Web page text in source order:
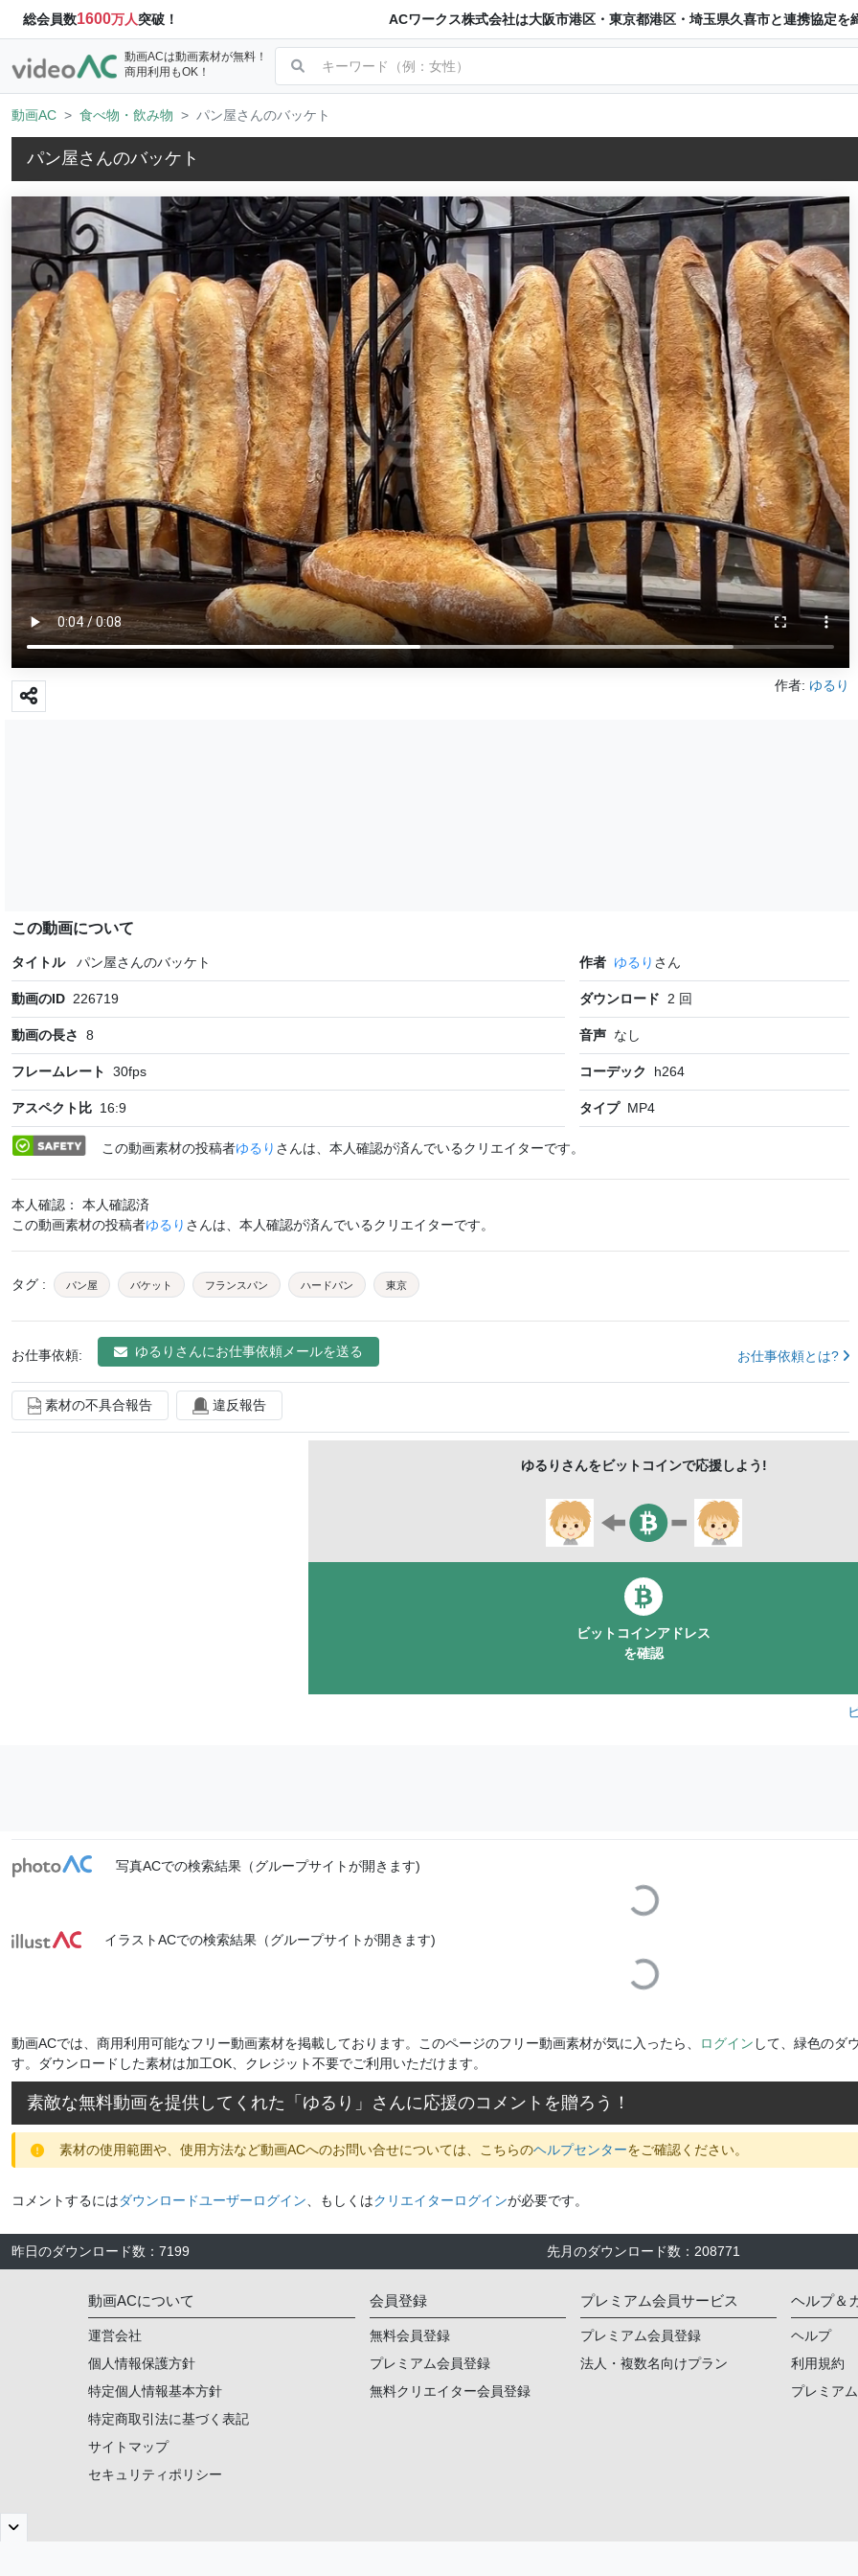
総会員数1600万人突破！ ACワークス株式会社は大阪市港区・東京都港区・埼玉県久喜市と連携協定を
動画ACは動画素材が無料！
商用利用もOK！
動画AC 食べ物・飲み物 パン屋さんのバッケト
パン屋さんのバッケト
作者: ゆるり
この動画について
タイトル パン屋さんのバッケト
動画のID 226719
動画の長さ 8
フレームレート 30fps
アスペクト比 16:9
作者 ゆるり さん
ダウンロード 2 回
音声 なし
コーデック h264
タイプ MP4
この動画素材の投稿者ゆるり さんは、本人確認が済んでいるクリエイターです。
本人確認： 本人確認済
この動画素材の投稿者ゆるり さんは、本人確認が済んでいるクリエイターです。
タグ : パン屋 バケット フランスパン ハードパン 東京
お仕事依頼: ゆるり さんにお仕事依頼メールを送る お仕事依頼とは?
素材の不具合報告 違反報告
ゆるり さんをビットコインで応援しよう!
ビットコインアドレス
を確認
写真ACでの検索結果（グループサイトが開きます)
Loading...
イラストACでの検索結果（グループサイトが開きます)
Loading...
動画ACでは、商用利用可能なフリー動画素材を掲載しております。このページのフリー動画素材が気に入ったら、 ログイン して、緑色のダ
す。ダウンロードした素材は加工OK、クレジット不要でご利用いただけます。
素敵な無料動画を提供してくれた「 ゆるり 」さんに応援のコメントを贈ろう！
素材の使用範囲や、使用方法など動画ACへのお問い合せについては、こちらのヘルプセンターをご確認ください。
コメントするにはダウンロードユーザーログイン 、もしくはクリエイターログインが必要です。
昨日のダウンロード数 ： 7199 先月のダウンロード数 ： 208771
動画ACについて
運営会社
個人情報保護方針
特定個人情報基本方針
特定商取引法に基づく表記
サイトマップ
セキュリティポリシー
会員登録
無料会員登録
プレミアム会員登録
無料クリエイター会員登録
プレミアム会員サービス
プレミアム会員登録
法人・複数名向けプラン
ヘルプ＆
ヘルプ
利用規約
プレミア